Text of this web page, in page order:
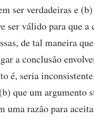
ser verdadeiras e
ser válido para que a
de tal maneira
a conclusão
é, seria
que um argumento
uma razão para